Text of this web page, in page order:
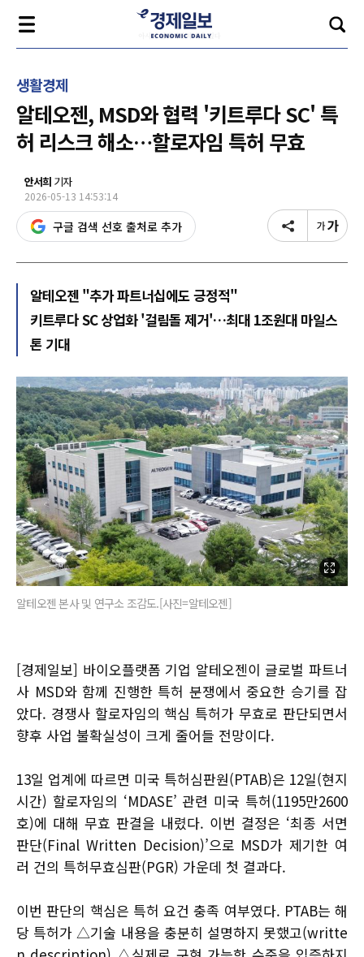
생활경제
알테오젠, MSD와 협력 '키트루다 SC' 특
허 리스크 해소…할로자임 특허 무효
안서희 기자
2026-05-13 14:53:14
구글 검색 선호 출처로 추가
알테오젠 "추가 파트너십에도 긍정적"
키트루다 SC 상업화 '걸림돌 제거'…최대 1조원대 마일스
톤 기대
알테오젠 본사 및 연구소 조감도.[사진=알테오젠]
[경제일보] 바이오플랫폼 기업 알테오젠이 글로벌 파트너
사 MSD와 함께 진행한 특허 분쟁에서 중요한 승기를 잡
았다. 경쟁사 할로자임의 핵심 특허가 무효로 판단되면서
향후 사업 불확실성이 크게 줄어들 전망이다.
13일 업계에 따르면 미국 특허심판원(PTAB)은 12일(현지
시간) 할로자임의 ‘MDASE’ 관련 미국 특허(1195만2600
호)에 대해 무효 판결을 내렸다. 이번 결정은 ‘최종 서면
판단(Final Written Decision)’으로 MSD가 제기한 여
러 건의 특허무효심판(PGR) 가운데 첫 결과다.
이번 판단의 핵심은 특허 요건 충족 여부였다. PTAB는 해
당 특허가 △기술 내용을 충분히 설명하지 못했고(writte